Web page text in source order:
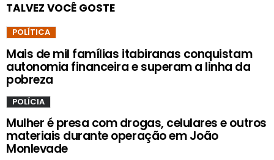
TALVEZ VOCÊ GOSTE
POLÍTICA
Mais de mil famílias itabiranas conquistam
autonomia financeira e superam a linha da
pobreza
POLÍCIA
Mulher é presa com drogas, celulares e outros
materiais durante operação em João
Monlevade